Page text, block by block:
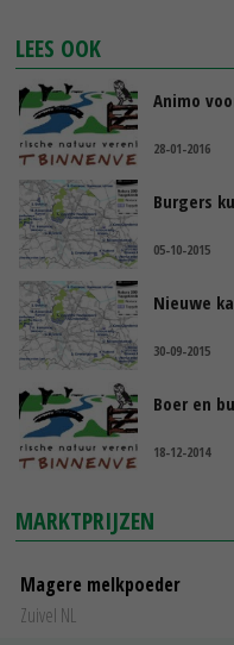
LEES OOK
Animo
28-01-2016
Burgers
05-10-2015
Nieuwe
30-09-2015
Boer en
18-12-2014
MARKTPRIJZEN
Magere melkpoeder
Zuivel NL